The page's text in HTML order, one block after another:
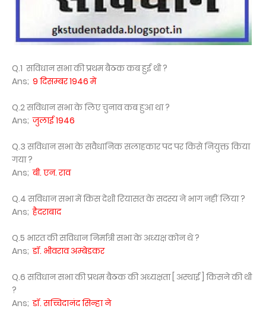
Q.1 सविधान सभा की प्रथम बैठक कब हुई थी ?
Ans; 9 दिसम्बर 1946 में
Q.2 सविधान सभा के लिए चुनाव कब हुआ था ?
Ans;जुलाई 1946
Q.3 सविधान सभा के सवैधानिक सलाहकार पद पर किसे नियुक्त किया
गया ?
Ans;बी. एन. राव
Q.4 सविधान सभा में किस देशी रियासत के सदस्य ने भाग नहीं लिया ?
Ans;हैदराबाद
Q.5 भारत की सविधान निर्मात्री सभा के अध्यक्ष कोन थे ?
Ans;डॉ. भीवराव अम्बेडकर
Q.6 सविधान सभा की प्रथम बैठक की अध्यक्षता [ अस्थाई ] किसने की थी
?
Ans;डॉ. सच्चिदानंद सिन्हा ने